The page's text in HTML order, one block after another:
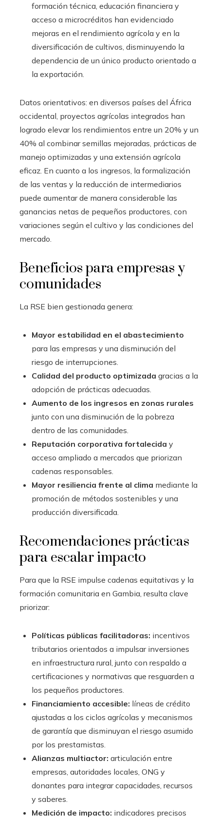
formación técnica, educación financiera y
acceso a microcréditos han evidenciado
mejoras en el rendimiento agrícola y en la
diversificación de cultivos, disminuyendo la
dependencia de un único producto orientado a
la exportación.
Datos orientativos: en diversos países del África
occidental, proyectos agrícolas integrados han
logrado elevar los rendimientos entre un 20% y un
40% al combinar semillas mejoradas, prácticas de
manejo optimizadas y una extensión agrícola
eficaz. En cuanto a los ingresos, la formalización
de las ventas y la reducción de intermediarios
puede aumentar de manera considerable las
ganancias netas de pequeños productores, con
variaciones según el cultivo y las condiciones del
mercado.
Beneficios para empresas y
comunidades
La RSE bien gestionada genera:
Mayor estabilidad en el abastecimiento
para las empresas y una disminución del
riesgo de interrupciones.
Calidad del producto optimizada gracias a la
adopción de prácticas adecuadas.
Aumento de los ingresos en zonas rurales
junto con una disminución de la pobreza
dentro de las comunidades.
Reputación corporativa fortalecida y
acceso ampliado a mercados que priorizan
cadenas responsables.
Mayor resiliencia frente al clima mediante la
promoción de métodos sostenibles y una
producción diversificada.
Recomendaciones prácticas
para escalar impacto
Para que la RSE impulse cadenas equitativas y la
formación comunitaria en Gambia, resulta clave
priorizar:
Políticas públicas facilitadoras: incentivos
tributarios orientados a impulsar inversiones
en infraestructura rural, junto con respaldo a
certificaciones y normativas que resguarden a
los pequeños productores.
Financiamiento accesible: líneas de crédito
ajustadas a los ciclos agrícolas y mecanismos
de garantía que disminuyan el riesgo asumido
por los prestamistas.
Alianzas multiactor: articulación entre
empresas, autoridades locales, ONG y
donantes para integrar capacidades, recursos
y saberes.
Medición de impacto: indicadores precisos